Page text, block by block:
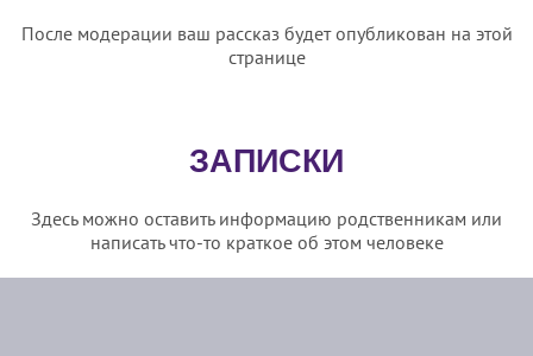
После модерации ваш рассказ будет опубликован на этой
странице
ЗАПИСКИ
Здесь можно оставить информацию родственникам или
написать что-то краткое об этом человеке